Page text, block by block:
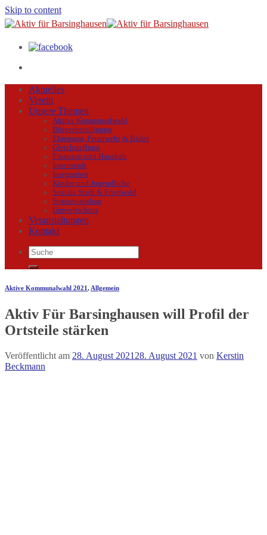
Skip to content
Aktuelles
Verein
Unsere Themen
Aktive Kommunalwahl
Bürgerbeteiligung
Ehrenamt, Feuerwehr & Bäder
Gleichstellung
Finanzen und Haushalt
Innenstadt
Integration
Kinder und Jugendliche
Soziale Stadt & Friedwald
Strassenausbau
Umweltschutz
Veranstaltungen
Kontakt
Aktive Kommunalwahl 2021, Allgemein
Aktiv Für Barsinghausen will Profil der
Ortsteile stärken
Veröffentlicht am 28. August 2021 28. August 2021 von Kerstin
Beckmann